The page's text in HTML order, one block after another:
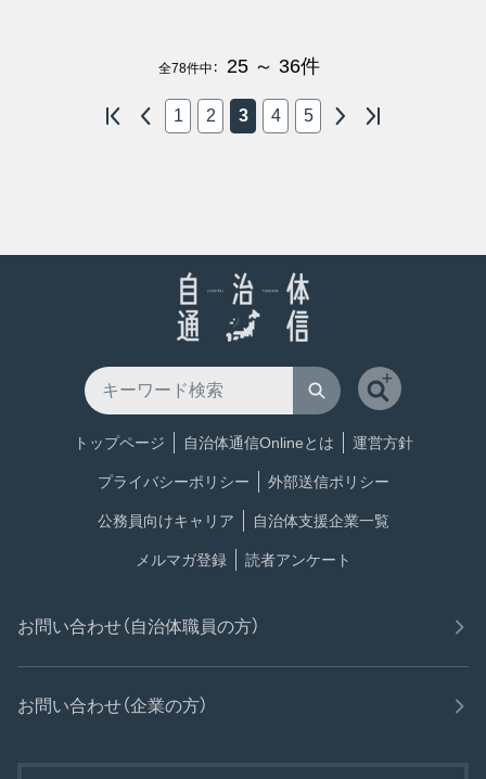
全78件中： 25 ～ 36件
1 2 3 4 5
トップページ 自治体通信Onlineとは 運営方針
プライバシーポリシー 外部送信ポリシー
公務員向けキャリア 自治体支援企業一覧
メルマガ登録 読者アンケート
お問い合わせ（自治体職員の方）
お問い合わせ（企業の方）